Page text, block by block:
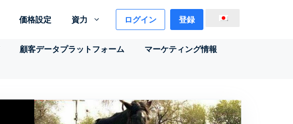
価格設定 資力 ログイン 登録
顧客データプラットフォーム
マーケティング情報